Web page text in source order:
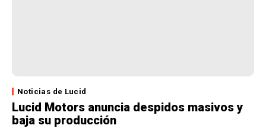
Noticias de Lucid
Lucid Motors anuncia despidos masivos y
baja su producción